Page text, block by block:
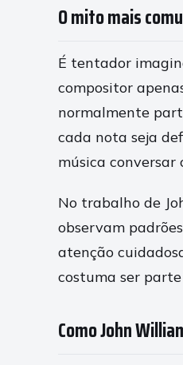
O mito mais
É tentador
compositor
normalmente
cada nota seja
música conversar
No trabalho de
observam
atenção
costuma ser
Como John